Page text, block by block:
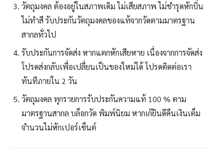
วัตถุมงคล ต้องอยู่ในสภาพเดิม ไม่เสียสภาพ ไม่ชำรุดหักบิ่น
ไม่ทำสี รับประกันวัตถุมงคลของแท้จากวัดตามมาตรฐาน
สากลทั่วไป
รับประกันการจัดส่ง หากแตกหักเสียหาย เนื่องจากการจัดส่ง
โปรดส่งกลับเพื่อเปลื่ยนเป็นของใหม่ได้ โปรดติดต่อเรา
ทันทีภายใน 2 วัน
วัตถุมงคล ทุกรายการรับประกันความแท้ 100 % ตาม
มาตรฐานสากล บล็อกวัด พิมพ์นิยม หากเก๊ยินดีคืนเงินเต็ม
จำนวนไม่หักเปอร์เซ็นต์